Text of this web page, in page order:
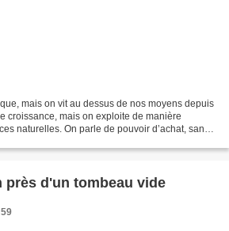
mais on vit au dessus de nos moyens depuis
croissance, mais on exploite de manière
naturelles. On parle de pouvoir d’achat, sans
près d'un tombeau vide